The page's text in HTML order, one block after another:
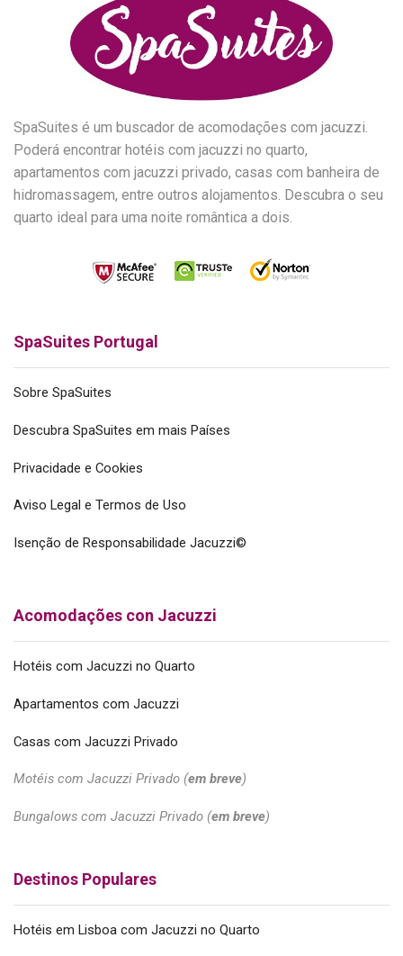
SpaSuites é um buscador de acomodações com jacuzzi.
Poderá encontrar hotéis com jacuzzi no quarto,
apartamentos com jacuzzi privado, casas com banheira de
hidromassagem, entre outros alojamentos. Descubra o seu
quarto ideal para uma noite romântica a dois.
SpaSuites Portugal
Sobre SpaSuites
Descubra SpaSuites em mais Países
Privacidade e Cookies
Aviso Legal e Termos de Uso
Isenção de Responsabilidade Jacuzzi©
Acomodações con Jacuzzi
Hotéis com Jacuzzi no Quarto
Apartamentos com Jacuzzi
Casas com Jacuzzi Privado
Motéis com Jacuzzi Privado (em breve)
Bungalows com Jacuzzi Privado (em breve)
Destinos Populares
Hotéis em Lisboa com Jacuzzi no Quarto